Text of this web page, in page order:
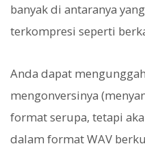
banyak di antaranya
terkompresi seperti
Anda dapat
mengonversinya
format serupa, tetapi
dalam format WAV